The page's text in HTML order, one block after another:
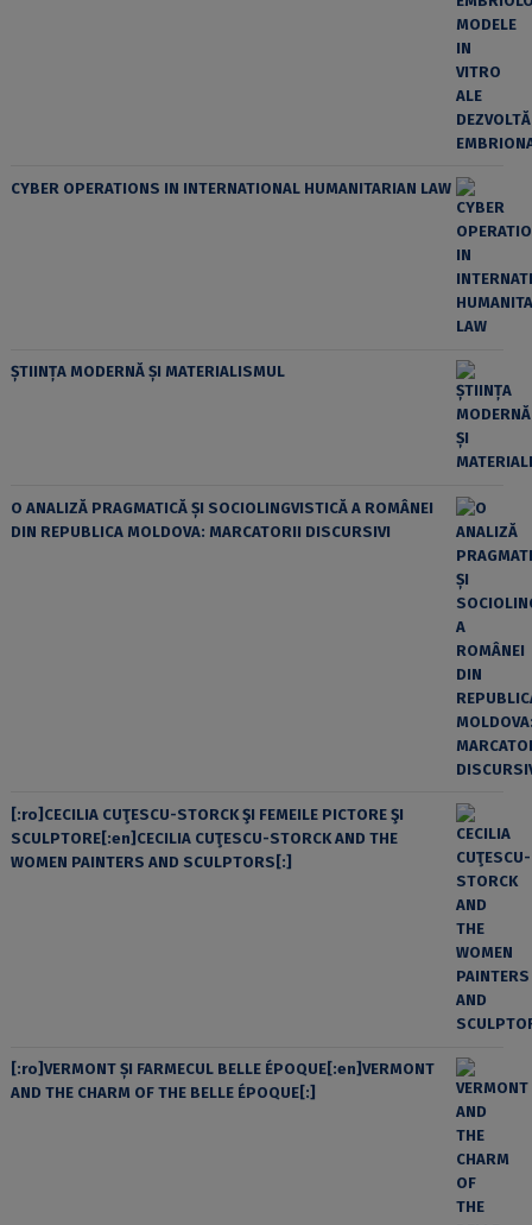
CYBER OPERATIONS IN INTERNATIONAL HUMANITARIAN LAW
ȘTIINȚA MODERNĂ ȘI MATERIALISMUL
O ANALIZĂ PRAGMATICĂ ȘI SOCIOLINGVISTICĂ A ROMÂNEI
DIN REPUBLICA MOLDOVA: MARCATORII DISCURSIVI
[:ro]CECILIA CUŢESCU-STORCK ŞI FEMEILE PICTORE ŞI
SCULPTORE[:en]CECILIA CUŢESCU-STORCK AND THE
WOMEN PAINTERS AND SCULPTORS[:]
[:ro]VERMONT ȘI FARMECUL BELLE ÉPOQUE[:en]VERMONT
AND THE CHARM OF THE BELLE ÉPOQUE[:]